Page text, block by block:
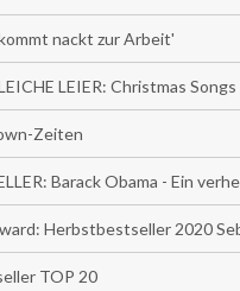
nackt zur Arbeit'
LEIER: Christmas
Zeiten
Barack Obama - Ein
Herbstbestseller 2020
TOP 20